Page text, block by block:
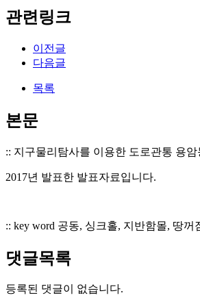
관련링크
이전글
다음글
목록
본문
:: 지구물리탐사를 이용한 도로관통 용
2017년 발표한 발표자료입니다.
:: key word 공동, 싱크홀, 지반함몰, 땅
댓글목록
등록된 댓글이 없습니다.